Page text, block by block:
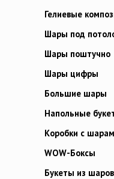
Гелиевые
Шары под
Шары поштучно
Шары цифры
Большие шары
Напольные
Коробки с
WOW-Боксы
Букеты из шаров